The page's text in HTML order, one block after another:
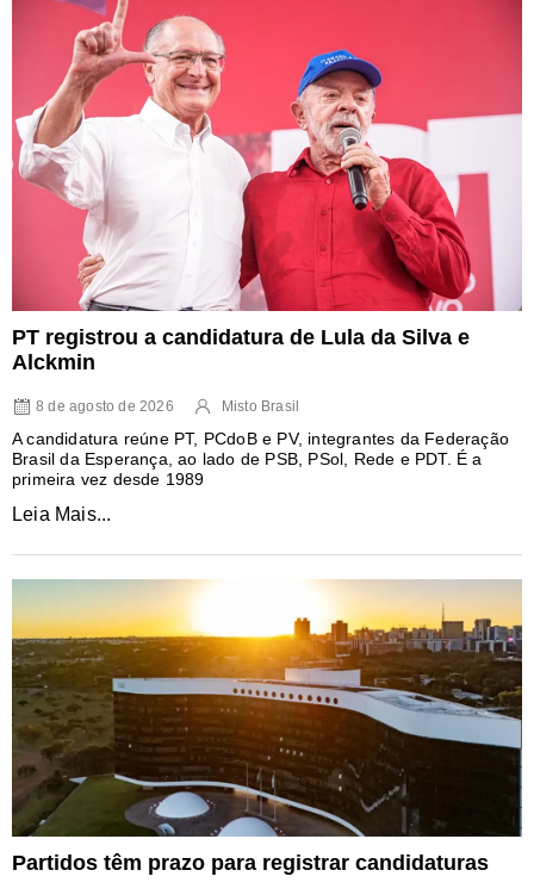
PT registrou a candidatura de Lula da Silva e
Alckmin
8 de agosto de 2026 Misto Brasil
A candidatura reúne PT, PCdoB e PV, integrantes da Federação
Brasil da Esperança, ao lado de PSB, PSol, Rede e PDT. É a
primeira vez desde 1989
Leia Mais...
Partidos têm prazo para registrar candidaturas